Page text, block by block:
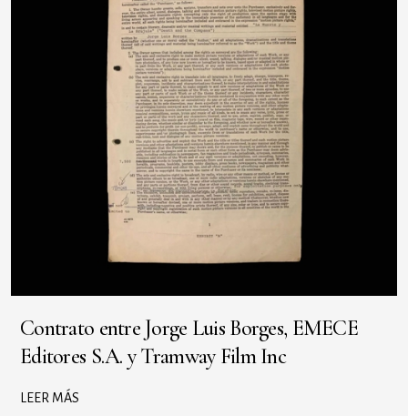
Contrato entre Jorge Luis Borges, EMECE
Editores S.A. y Tramway Film Inc
LEER MÁS